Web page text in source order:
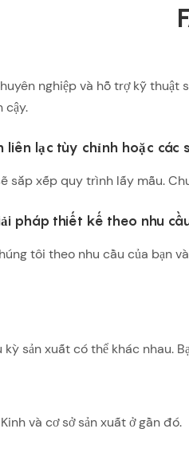
nghiệp và hỗ trợ kỹ
cậy.
lạc tùy chỉnh hoặc các
xếp quy trình lấy mẫu.
pháp thiết kế theo nhu
tôi theo nhu cầu của bạn
sản xuất có thể khác
và cơ sở sản xuất ở gần đó.